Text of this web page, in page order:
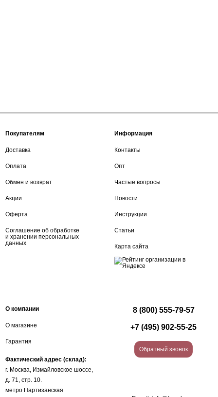
Покупателям
Доставка
Оплата
Обмен и возврат
Акции
Оферта
Соглашение об обработке
и хранении персональных
данных
Информация
Контакты
Опт
Частые вопросы
Новости
Инструкции
Статьи
Карта сайта
О компании
О магазине
Гарантия
Фактический адрес (склад):
г. Москва, Измайловское шоссе,
д. 71, стр. 10.
метро Партизанская
8 (800) 555-79-57
+7 (495) 902-55-25
Обратный звонок